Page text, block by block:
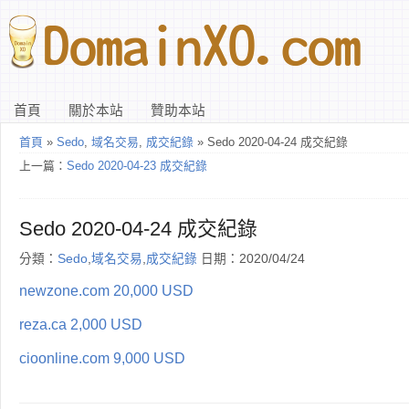
首頁 關於本站 贊助本站
首頁 » Sedo, 域名交易, 成交紀錄 » Sedo 2020-04-24 成交紀錄
上一篇： Sedo 2020-04-23 成交紀錄
Sedo 2020-04-24 成交紀錄
分類： Sedo,域名交易,成交紀錄 日期：2020/04/24
newzone.com 20,000 USD
reza.ca 2,000 USD
cioonline.com 9,000 USD